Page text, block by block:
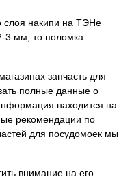
слоя накипи на ТЭНе
3 мм, то поломка
запчасть для
полные данные о
находится на
рекомендации по
для посудомоек мы
внимание на его